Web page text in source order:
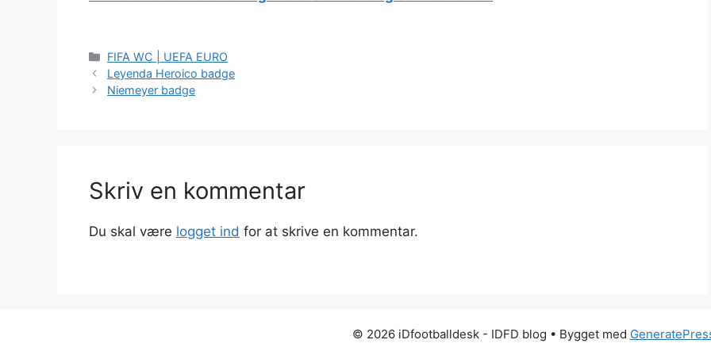
Kategorier
FIFA WC | UEFA EURO
Leyenda Heroico badge
Niemeyer badge
Skriv en kommentar
Du skal være logget ind for at skrive en kommentar.
© 2026 iDfootballdesk - IDFD blog • Bygget med